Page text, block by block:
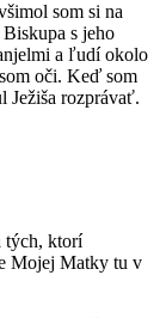
som si na
s jeho
a ľudí okolo
oči. Keď som
Ježiša rozprávať.
tých, ktorí
Mojej Matky tu v